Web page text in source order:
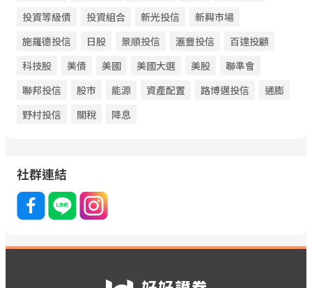
投資等級債
投資組合 新光投信
新興市場
施羅德投信
日股 景順投信 滙豐投信
百達投顧
科技股
美債 美國 美國大選 美股
聯準會
聯邦投信
股市 能源 資產配置 路博邁投信
通膨
野村投信
關稅 降息
社群連結